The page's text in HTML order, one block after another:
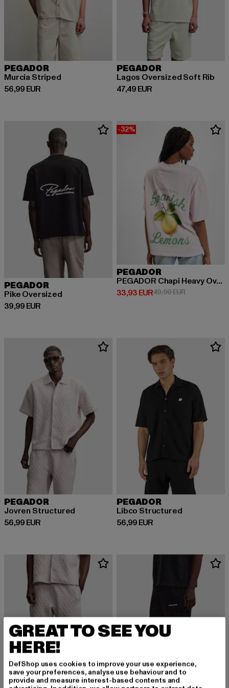
PEGADOR
Murcia Striped
56,99 EUR
Derzeitiger Preis: 56,99 EUR
PEGADOR
Lagos Oversized Soft Rib
47,49 EUR
Derzeitiger Preis: 47,49 EUR
PEGADOR
Pike Oversized
39,99 EUR
Derzeitiger Preis: 39,99 EUR
-32%
PEGADOR
PEGADOR Chapi Heavy Oversized T-Shirts
33,93 EUR
Derzeitiger Preis: 33,93 EUR
49,90 EURAktionspreis:
PEGADOR
Jovren Structured
56,99 EUR
Derzeitiger Preis: 56,99 EUR
PEGADOR
Libco Structured
56,99 EUR
Derzeitiger Preis: 56,99 EUR
GREAT TO SEE YOU
HERE!
DefShop uses cookies to improve your use experience,
save your preferences, analyse use behaviour and to
provide and measure interest-based contents and